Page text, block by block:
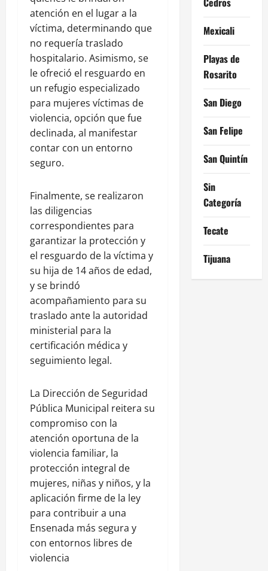
atención en el lugar a la
víctima, determinando que
no requería traslado
hospitalario. Asimismo, se
le ofreció el resguardo en
un refugio especializado
para mujeres víctimas de
violencia, opción que fue
declinada, al manifestar
contar con un entorno
seguro.
Finalmente, se realizaron
las diligencias
correspondientes para
garantizar la protección y
el resguardo de la víctima y
su hija de 14 años de edad,
y se brindó
acompañamiento para su
traslado ante la autoridad
ministerial para la
certificación médica y
seguimiento legal.
La Dirección de Seguridad
Pública Municipal reitera su
compromiso con la
atención oportuna de la
violencia familiar, la
protección integral de
mujeres, niñas y niños, y la
aplicación firme de la ley
para contribuir a una
Ensenada más segura y
con entornos libres de
violencia
Mexicali
Playas de
Rosarito
San Diego
San Felipe
San Quintín
Sin
Categoría
Tecate
Tijuana